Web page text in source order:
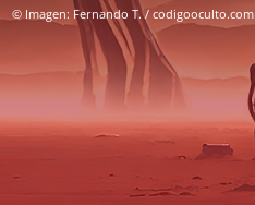
© Imagen: Fernando T. / codigooculto.com